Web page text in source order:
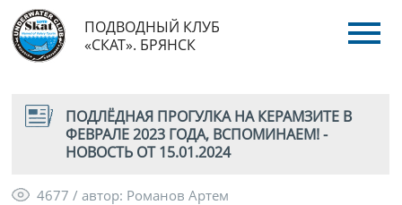
ПОДВОДНЫЙ КЛУБ
«СКАТ». БРЯНСК
ПОДЛЁДНАЯ ПРОГУЛКА НА КЕРАМЗИТЕ В
ФЕВРАЛЕ 2023 ГОДА, ВСПОМИНАЕМ! -
НОВОСТЬ ОТ 15.01.2024
4677 / автор: Романов Артем